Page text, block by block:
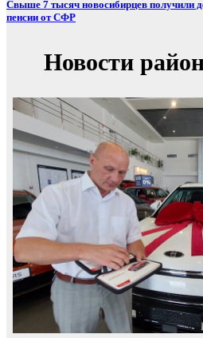
Свыше 7 тысяч новосибирцев получили
пенсии от СФР